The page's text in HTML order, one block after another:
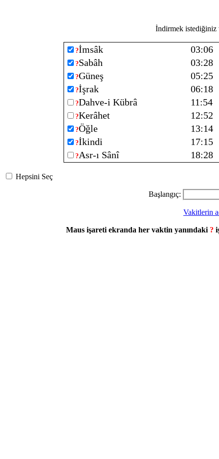
İndirmek istediğiniz
?İmsâk 03:06
?Sabâh 03:28
?Güneş 05:25
?İşrak 06:18
?Dahve-i Kübrâ 11:54
?Kerâhet 12:52
?Öğle 13:14
?İkindi 17:15
?Asr-ı Sânî 18:28
Hepsini Seç
Başlangıç:
Vakitlerin
Maus işareti ekranda her vaktin yanındaki ?